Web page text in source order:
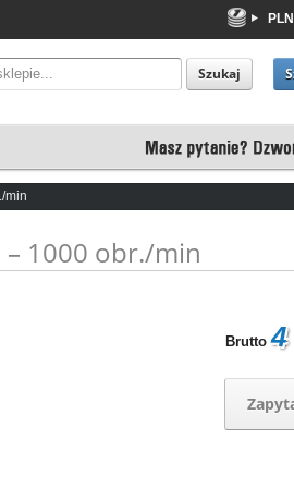
PLN
EUR
USD
Szukaj
min
– 1000 obr./min
Brutto 4